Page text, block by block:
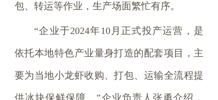
包、转运等作业，生产场面繁忙有序。
“企业于2024年10月正式投产运营，是
依托本地特色产业量身打造的配套项目，主
要为当地小龙虾收购、打包、运输全流程提
供冰块保鲜保障。”企业负责人张勇介绍，